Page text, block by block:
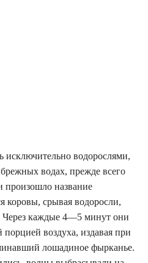
водорослями,
водах, прежде всего
произошло название
коровы, срывая водоросли,
Через каждые 4—5 минут они
воздуха, издавая при
лошадиное фырканье.